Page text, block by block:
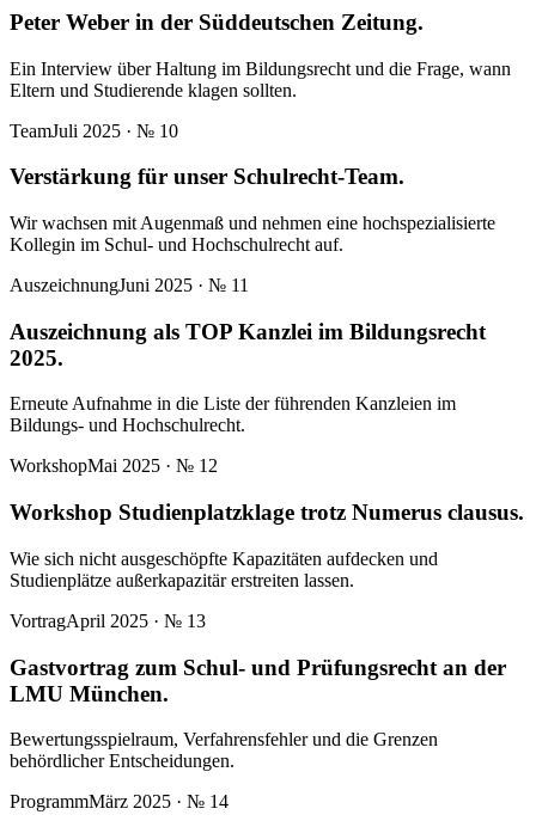
Peter Weber in der Süddeutschen Zeitung.
Ein Interview über Haltung im Bildungsrecht und die Frage, wann
Eltern und Studierende klagen sollten.
TeamJuli 2025 · № 10
Verstärkung für unser Schulrecht-Team.
Wir wachsen mit Augenmaß und nehmen eine hochspezialisierte
Kollegin im Schul- und Hochschulrecht auf.
AuszeichnungJuni 2025 · № 11
Auszeichnung als TOP Kanzlei im Bildungsrecht
2025.
Erneute Aufnahme in die Liste der führenden Kanzleien im
Bildungs- und Hochschulrecht.
WorkshopMai 2025 · № 12
Workshop Studienplatzklage trotz Numerus clausus.
Wie sich nicht ausgeschöpfte Kapazitäten aufdecken und
Studienplätze außerkapazitär erstreiten lassen.
VortragApril 2025 · № 13
Gastvortrag zum Schul- und Prüfungsrecht an der
LMU München.
Bewertungsspielraum, Verfahrensfehler und die Grenzen
behördlicher Entscheidungen.
ProgrammMärz 2025 · № 14